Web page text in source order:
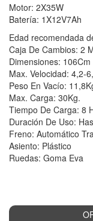
Motor: 2X35W
Batería: 1X12V7Ah
Edad recomendada
Caja De Cambios: 2
Dimensiones:
Max. Velocidad: 4,2-
Peso En Vacío:
Max. Carga: 30Kg.
Tiempo De Carga: 8
Duración De Uso:
Freno: Automático
Asiento: Plástico
Ruedas: Goma Eva